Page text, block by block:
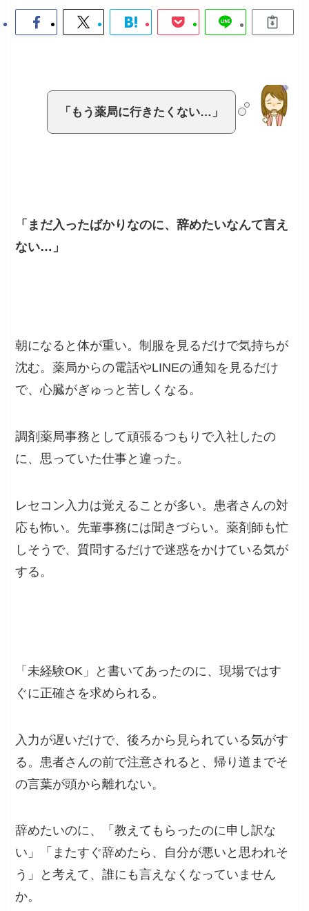
「もう薬局に行きたくない…」
「まだ入ったばかりなのに、辞めたいなんて言え
ない…」
朝になると体が重い。制服を見るだけで気持ちが
沈む。薬局からの電話やLINEの通知を見るだけ
で、心臓がぎゅっと苦しくなる。
調剤薬局事務として頑張るつもりで入社したの
に、思っていた仕事と違った。
レセコン入力は覚えることが多い。患者さんの対
応も怖い。先輩事務には聞きづらい。薬剤師も忙
しそうで、質問するだけで迷惑をかけている気が
する。
「未経験OK」と書いてあったのに、現場ではす
ぐに正確さを求められる。
入力が遅いだけで、後ろから見られている気がす
る。患者さんの前で注意されると、帰り道までそ
の言葉が頭から離れない。
辞めたいのに、「教えてもらったのに申し訳な
い」「またすぐ辞めたら、自分が悪いと思われそ
う」と考えて、誰にも言えなくなっていません
か。